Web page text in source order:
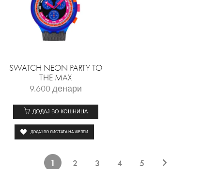
SWATCH NEON PARTY TO
THE MAX
9.600денари
ДОДАЈ ВО КОШНИЦА
ДОДАЈ ВО ЛИСТАТА НА ЖЕЛБИ
1 2 3 4 5